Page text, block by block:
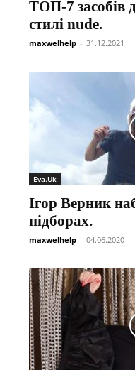
ТОП-7 засобів
стилі nude.
maxwelhelp - 31.12.2021
Eva.Uk
Ігор Верник
підборах.
maxwelhelp - 04.06.2020